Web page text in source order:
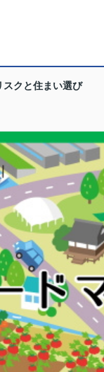
スクと住まい選び